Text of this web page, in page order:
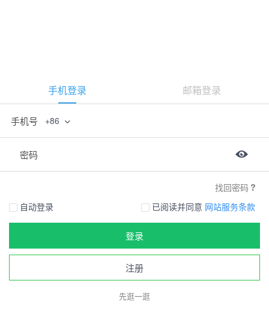
手机登录 邮箱登录
手机号 +86
密码
找回密码
自动登录
已阅读并同意 网站服务条款
登录
注册
先逛一逛